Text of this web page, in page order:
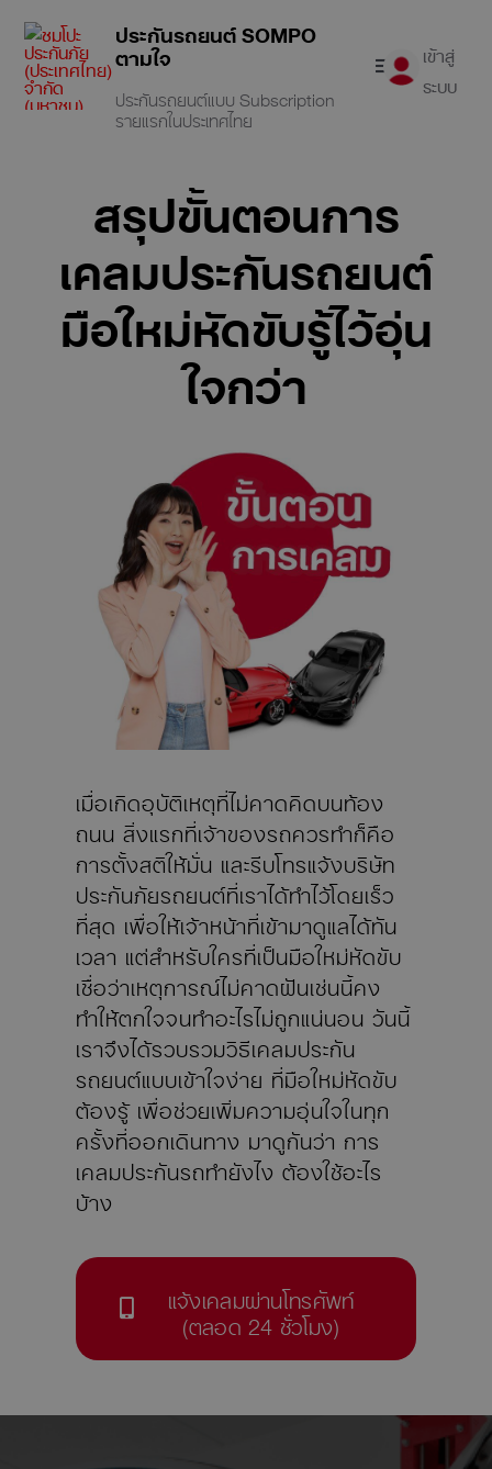
ประกันรถยนต์ SOMPO
ตามใจ
ประกันรถยนต์แบบ Subscription
รายแรกในประเทศไทย
เช็คเบี้ยออนไลน์
ประกันรถยนต์
เคลมประกัน
บทความ
เคล็ดลับดูแลรถ
เข้าสู่
ระบบ
สรุปขั้นตอนการ
เคลมประกันรถยนต์
มือใหม่หัดขับรู้ไว้อุ่น
ใจกว่า
เมื่อเกิดอุบัติเหตุที่ไม่คาดคิดบนท้อง
ถนน สิ่งแรกที่เจ้าของรถควรทำก็คือ
การตั้งสติให้มั่น และรีบโทรแจ้งบริษัท
ประกันภัยรถยนต์ที่เราได้ทำไว้โดยเร็ว
ที่สุด เพื่อให้เจ้าหน้าที่เข้ามาดูแลได้ทัน
เวลา แต่สำหรับใครที่เป็นมือใหม่หัดขับ
เชื่อว่าเหตุการณ์ไม่คาดฝันเช่นนี้คง
ทำให้ตกใจจนทำอะไรไม่ถูกแน่นอน วันนี้
เราจึงได้รวบรวมวิธีเคลมประกัน
รถยนต์แบบเข้าใจง่าย ที่มือใหม่หัดขับ
ต้องรู้ เพื่อช่วยเพิ่มความอุ่นใจในทุก
ครั้งที่ออกเดินทาง มาดูกันว่า การ
เคลมประกันรถทำยังไง ต้องใช้อะไร
บ้าง
แจ้งเคลมผ่านโทรศัพท์
(ตลอด 24 ชั่วโมง)